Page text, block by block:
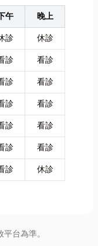
午
晚上
診
休診
診
看診
診
看診
診
看診
診
看診
診
看診
診 休診
台為準。